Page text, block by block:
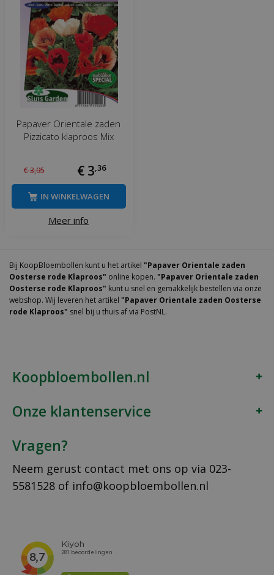
Papaver Orientale zaden
Pizzicato klaproos Mix
€3,95 € 3,36
Meer info
IN WINKELWAGEN
Bij KoopBloembollen kunt u het artikel "Papaver Orientale zaden
Oosterse rode Klaproos" online kopen. "Papaver Orientale zaden
Oosterse rode Klaproos" kunt u snel en gemakkelijk bestellen via onze
webshop. Wij leveren het artikel "Papaver Orientale zaden Oosterse
rode Klaproos" snel bij u thuis af via PostNL.
Koopbloembollen.nl
Onze klantenservice
Vragen?
Neem gerust contact met ons op via 023-
5581528 of info@koopbloembollen.nl